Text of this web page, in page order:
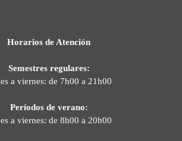
Horarios de Atención
Semestres regulares:
a viernes: de 7h00 a 21h00
Períodos de verano:
a viernes: de 8h00 a 20h00